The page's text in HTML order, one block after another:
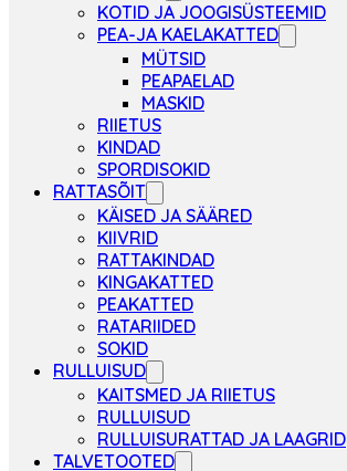
KOTID JA JOOGISÜSTEEMID
PEA-JA KAELAKATTED
MÜTSID
PEAPAELAD
MASKID
RIIETUS
KINDAD
SPORDISOKID
RATTASÕIT
KÄISED JA SÄÄRED
KIIVRID
RATTAKINDAD
KINGAKATTED
PEAKATTED
RATARIIDED
SOKID
RULLUISUD
KAITSMED JA RIIETUS
RULLUISUD
RULLUISURATTAD JA LAAGRID
TALVETOOTED